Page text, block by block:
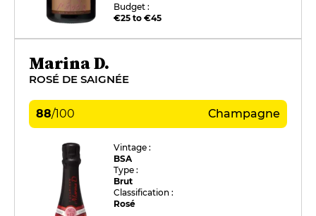
Budget :
€25 to €45
Marina D.
ROSÉ DE SAIGNÉE
88/100 Champagne
Vintage :
BSA
Type :
Brut
Classification :
Rosé